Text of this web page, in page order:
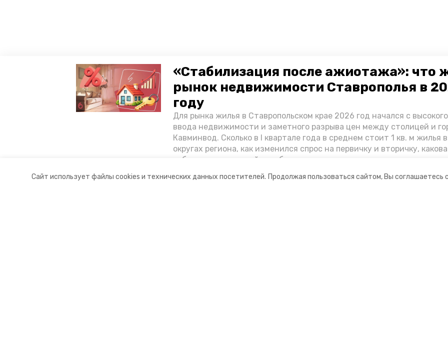
Сайт использует файлы cookies и технических данных посетителей. Продолжая пользоваться сайтом, Вы соглашаетесь с
«Стабилизация после ажиотажа»: что
рынок недвижимости Ставрополья в
году
Для рынка жилья в Ставропольском крае 2026 год начался с
ввода недвижимости и заметного разрыва цен между столицей и
Кавминвод. Сколько в I квартале года в среднем стоит 1 кв. м жилья
округах региона, как изменился спрос на первичку и вторичку, какова
себестоимость стройки собственного жилья в этом году и какие
«Победы26».